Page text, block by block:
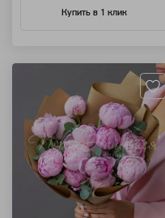
Купить в 1 клик